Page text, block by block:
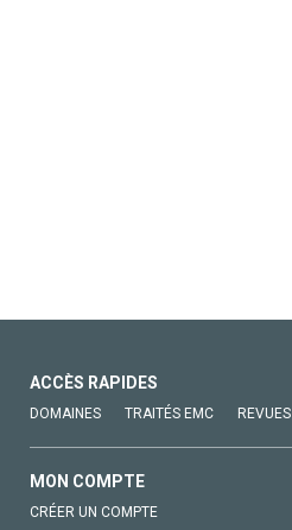
ACCÈS RAPIDES
DOMAINES TRAITÉS EMC REVUES
MON COMPTE
CRÉER UN COMPTE